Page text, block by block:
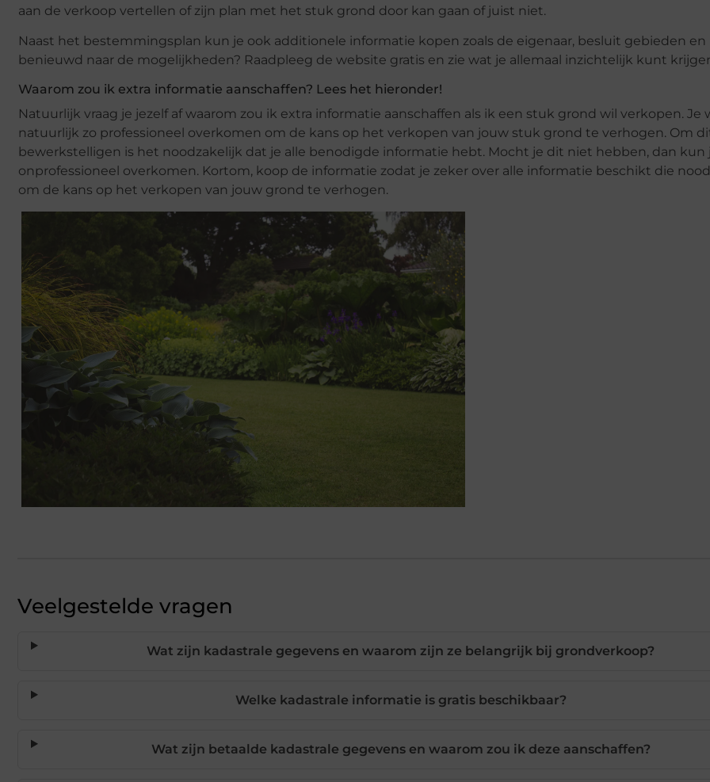
aan de verkoop vertellen of zijn plan met het stuk grond door kan gaan of juist niet.
Naast het bestemmingsplan kun je ook additionele informatie kopen zoals de eigenaar, besluit gebieden en
benieuwd naar de mogelijkheden? Raadpleeg de website gratis en zie wat je allemaal inzichtelijk kunt
Waarom zou ik extra informatie aanschaffen? Lees het hieronder!
Natuurlijk vraag je jezelf af waarom zou ik extra informatie aanschaffen als ik een stuk grond wil verkopen. Je
natuurlijk zo professioneel overkomen om de kans op het verkopen van jouw stuk grond te verhogen. Om
bewerkstelligen is het noodzakelijk dat je alle benodigde informatie hebt. Mocht je dit niet hebben, dan kun
onprofessioneel overkomen. Kortom, koop de informatie zodat je zeker over alle informatie beschikt die
om de kans op het verkopen van jouw grond te verhogen.
Veelgestelde vragen
Wat zijn kadastrale gegevens en waarom zijn ze belangrijk bij grondverkoop?
Welke kadastrale informatie is gratis beschikbaar?
Wat zijn betaalde kadastrale gegevens en waarom zou ik deze aanschaffen?